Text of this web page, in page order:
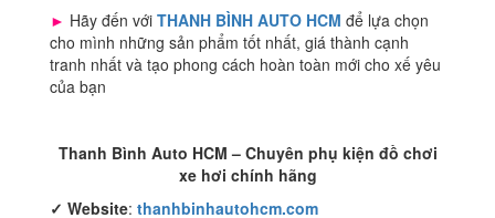
► Hãy đến với THANH BÌNH AUTO HCM để lựa chọn
cho mình những sản phẩm tốt nhất, giá thành cạnh
tranh nhất và tạo phong cách hoàn toàn mới cho xế yêu
của bạn
Thanh Bình Auto HCM – Chuyên phụ kiện đồ chơi
xe hơi chính hãng
✓ Website: thanhbinhautohcm.com